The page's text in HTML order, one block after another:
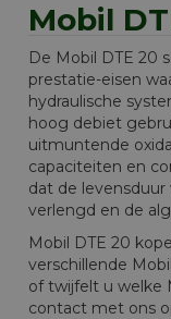
Mobil
De Mobil DTE 20
prestatie-eisen
hydraulische
hoog debiet
uitmuntende
capaciteiten en
dat de
verlengd en de
Mobil DTE 20
verschillende
of twijfelt u welke
contact met ons